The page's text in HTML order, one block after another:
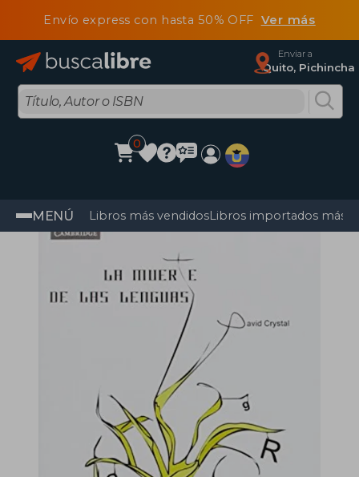
Envío express con hasta 50% OFF Ver más
Enviar a
Quito, Pichincha
0
MENÚ Libros más vendidosLibros importados más